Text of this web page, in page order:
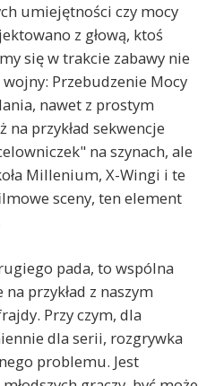
umiejętności czy mocy
z głową, ktoś
się w trakcie zabawy nie
Przebudzenie Mocy
nawet z prostym
na przykład sekwencje
na szynach, ale
Millenium, X-Wingi i te
sceny, ten element
pada, to wspólna
przykład z naszym
Przy czym, dla
dla serii, rozgrywka
problemu. Jest